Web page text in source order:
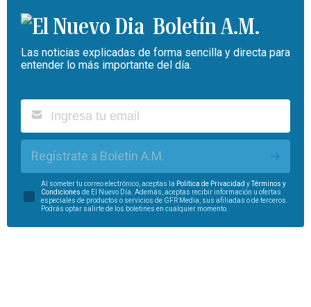
Boletín A.M.
Las noticias explicadas de forma sencilla y directa para
entender lo más importante del día.
Regístrate a Boletín A.M.
Al someter tu correo electrónico, aceptas la Política de Privacidad yTérminos y
Condiciones de El Nuevo Día. Además, aceptas recibir información u ofertas
especiales de productos o servicios de GFR Media, sus afiliadas o de terceros.
Podrás optar salirte de los boletines en cualquier momento.